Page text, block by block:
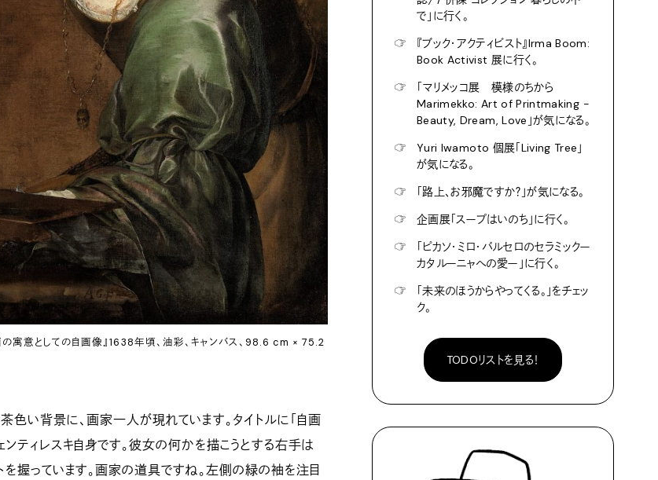
の寓意としての自画像』1638年頃、油彩、キャンバス、98.6 cm × 75.2
色い背景に、画家一人が現れています。タイトルに「自画
ンティレスキ自身です。彼女の何かを描こうとする右手は
を握っています。画家の道具ですね。左側の緑の袖を注目
で」に行く。
☞
『ブック・アクティビスト』Irma Boom:
Book Activist 展に行く。
☞
「マリメッコ展 模様のちから
Marimekko: Art of Printmaking -
Beauty, Dream, Love」が気になる。
☞
Yuri Iwamoto 個展「Living Tree」
が気になる。
☞
「路上、お邪魔ですか？」が気になる。
☞
企画展「スープはいのち」に行く。
☞
「ピカソ・ミロ・バルセロのセラミックー
カタルーニャへの愛ー」に行く。
☞
「未来のほうからやってくる。」をチェッ
ク。
TODOリストを見る！